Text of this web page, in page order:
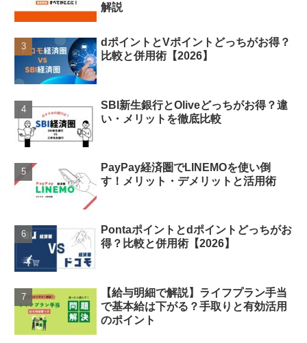
解説
dポイントとVポイントどっちがお得？
比較と併用術【2026】
SBI新生銀行とOliveどっちがお得？違
い・メリットを徹底比較
PayPay経済圏でLINEMOを使い倒
す！メリット・デメリットと活用術
Pontaポイントとdポイントどっちがお
得？比較と併用術【2026】
【給与明細で解説】ライフプラン手当
で基本給は下がる？手取りと有効活用
のポイント